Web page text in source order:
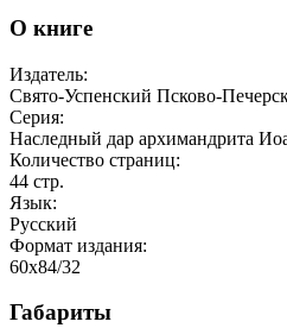
О книге
Издатель:
Свято-Успенский Псково-
Серия:
Наследный дар архимандрита
Количество страниц:
44 стр.
Язык:
Русский
Формат издания:
60x84/32
Габариты